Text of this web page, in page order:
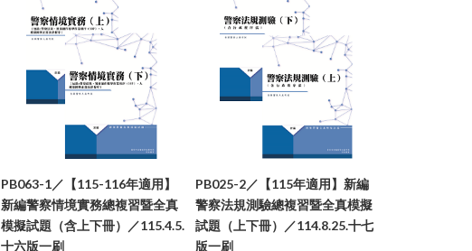
PB063-1／【115-116年適用】
新編警察情境實務總複習暨全真
模擬試題（含上下冊）／115.4.5.
十六版一刷
PB025-2／【115年適用】新編
警察法規測驗總複習暨全真模擬
試題（上下冊）／114.8.25.十七
版一刷